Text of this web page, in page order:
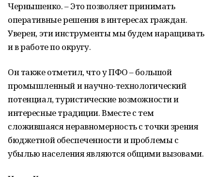
Чернышенко. – Это позволяет принимать
оперативные решения в интересах граждан.
Уверен, эти инструменты мы будем наращивать
и в работе по округу.
Он также отметил, что у ПФО – большой
промышленный и научно-технологический
потенциал, туристические возможности и
интересные традиции. Вместе с тем
сложившаяся неравномерность с точки зрения
бюджетной обеспеченности и проблемы с
убылью населения являются общими вызовами.